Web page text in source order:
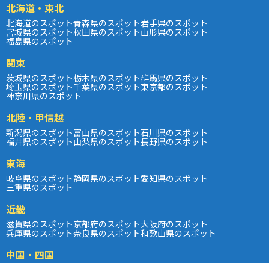
北海道・東北
北海道のスポット青森県のスポット岩手県のスポット
宮城県のスポット秋田県のスポット山形県のスポット
福島県のスポット
関東
茨城県のスポット栃木県のスポット群馬県のスポット
埼玉県のスポット千葉県のスポット東京都のスポット
神奈川県のスポット
北陸・甲信越
新潟県のスポット富山県のスポット石川県のスポット
福井県のスポット山梨県のスポット長野県のスポット
東海
岐阜県のスポット静岡県のスポット愛知県のスポット
三重県のスポット
近畿
滋賀県のスポット京都府のスポット大阪府のスポット
兵庫県のスポット奈良県のスポット和歌山県のスポット
中国・四国